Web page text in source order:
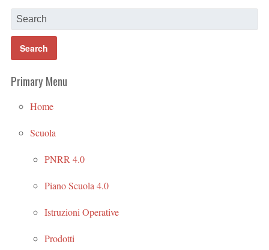
Primary Menu
Home
Scuola
PNRR 4.0
Piano Scuola 4.0
Istruzioni Operative
Prodotti